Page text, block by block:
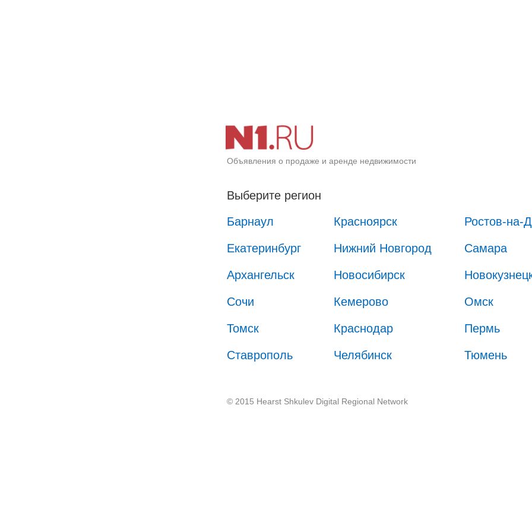
Объявления о продаже и аренде недвижимости
Выберите регион
Барнаул
Красноярск Ростов-на-
Екатеринбург Нижний Новгород Самара
Архангельск Новосибирск
Сочи Кемерово Омск
Томск Краснодар Пермь
Ставрополь Челябинск Тюмень
© 2015 Hearst Shkulev Digital Regional Network